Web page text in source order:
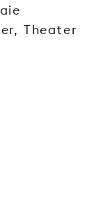
Theater